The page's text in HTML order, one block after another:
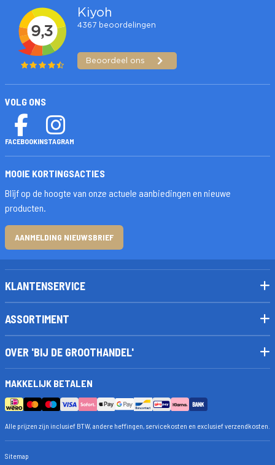
VOLG ONS
FACEBOOKINSTAGRAM
MOOIE KORTINGSACTIES
Blijf op de hoogte van onze actuele aanbiedingen en nieuwe
producten.
AANMELDING NIEUWSBRIEF
KLANTENSERVICE
ASSORTIMENT
OVER 'BIJ DE GROOTHANDEL'
MAKKELIJK BETALEN
Alle prijzen zijn inclusief BTW, andere heffingen, servicekosten en exclusief verzendkosten.
Sitemap